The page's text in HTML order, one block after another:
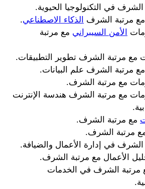
الشرف في التكنولوجيا الحيوية.
مرتبة الشرف الذكاء الاصطناعي.
الأمن السيبراني
مع مرتبة الشرف تطوير التطبيقات.
مرتبة الشرف علم البيانات.
مع مرتبة الشرف.
مع مرتبة الشرف.
مع مرتبة الشرف.
الشرف في إدارة الأعمال والضيافة.
الأعمال مع مرتبة الشرف.